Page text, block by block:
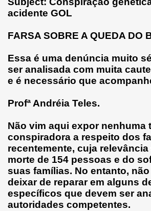
acidente GOL
FARSA SOBRE A QUEDA DO
Essa é uma denúncia muito
ser analisada com muita
e é necessário que
Profª Andréia Teles.
Não vim aqui expor nenhuma
conspiradora a respeito dos
recentemente, cuja
morte de 154 pessoas e do
suas famílias. No entanto,
deixar de reparar em alguns
específicos que devem ser
autoridades competentes.